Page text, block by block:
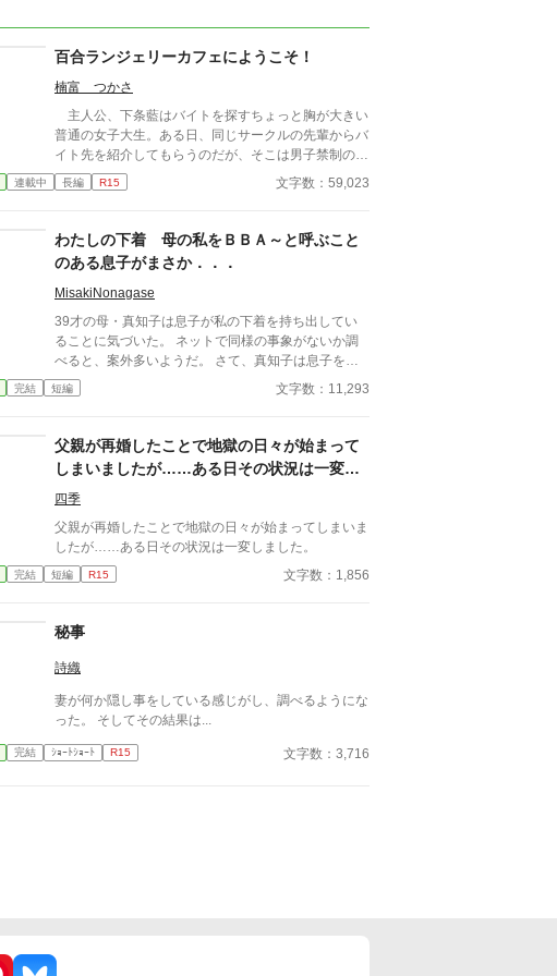
百合ランジェリーカフェにようこそ！
楠富 つかさ
主人公、下条藍はバイトを探すちょっと胸が大きい
普通の女子大生。ある日、同じサークルの先輩からバ
イト先を紹介してもらうのだが、そこは男子禁制のカ
フェ併設ランジェリーショップで！？ ちょっとハ
レンチなお仕事カフェライフ、始まります！！ ※こ
とは一切関係ありません。 表紙画像はAIイラストで
す。下着が生成できないのでビキニで代用していま
す。
連載中 長編 R15 文字数：59,023
わたしの下着 母の私をＢＢＡ～と呼ぶこと
のある息子がまさか．．．
MisakiNonagase
39才の母・真知子は息子が私の下着を持ち出してい
ることに気づいた。 ネットで同様の事象がないか調
べると、案外多いようだ。 さて、真知子は息子を問
い詰める？ それとも気づかないふりを続けてあげる
完結 短編 文字数：11,293
父親が再婚したことで地獄の日々が始まって
しまいましたが……ある日その状況は一変し
ました。
四季
父親が再婚したことで地獄の日々が始まってしまいま
したが……ある日その状況は一変しました。
完結 短編 R15 文字数：1,856
秘事
詩織
妻が何か隠し事をしている感じがし、調べるようにな
った。 そしてその結果は...
完結 ｼｮｰﾄｼｮｰﾄ R15 文字数：3,716